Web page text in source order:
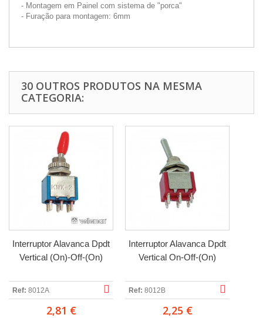
- Montagem em Painel com sistema de "porca"
- Furação para montagem: 6mm
30 OUTROS PRODUTOS NA MESMA
CATEGORIA:
Interruptor Alavanca Dpdt
Vertical (On)-Off-(On)
Ref: 8012A
2,81 €
Interruptor Alavanca Dpdt
Vertical On-Off-(On)
Ref: 8012B
2,25 €